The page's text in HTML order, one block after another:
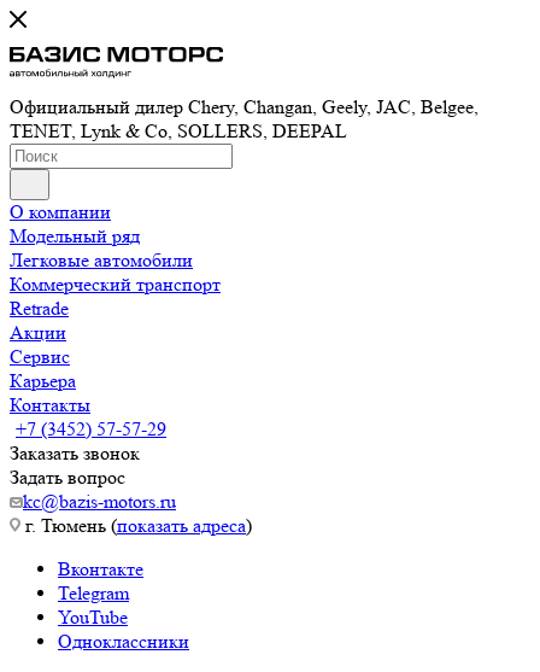
Официальный дилер Chery, Changan, Geely, JAC, Belgee,
TENET, Lynk & Co, SOLLERS, DEEPAL
О компании
Модельный ряд
Легковые автомобили
Коммерческий транспорт
Retrade
Акции
Сервис
Карьера
Контакты
+7 (3452) 57-57-29
Заказать звонок
Задать вопрос
kc@bazis-motors.ru
г. Тюмень (показать адреса)
Вконтакте
Telegram
YouTube
Одноклассники